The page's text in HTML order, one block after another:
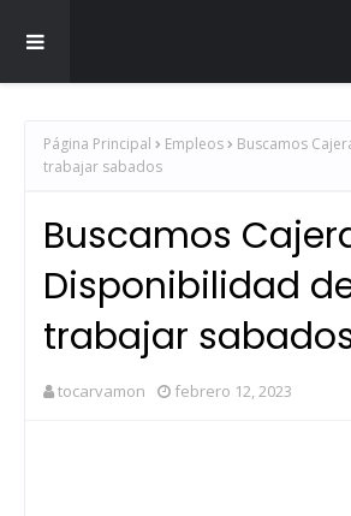
Página Principal Empleos
Buscamos
trabajar sabados
Buscamos
Disponibilidad
trabajar
tocarvamon febrero 12, 2023